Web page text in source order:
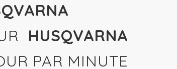
HUSQVARNA
PAR MINUTE